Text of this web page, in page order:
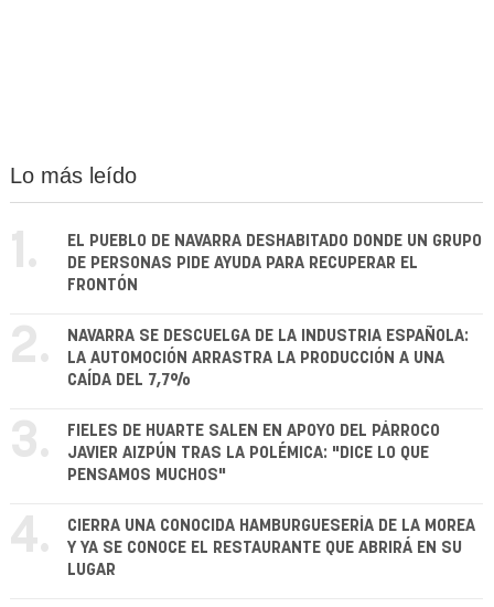
Lo más leído
1.
EL PUEBLO DE NAVARRA DESHABITADO DONDE UN GRUPO
DE PERSONAS PIDE AYUDA PARA RECUPERAR EL
FRONTÓN
2.
NAVARRA SE DESCUELGA DE LA INDUSTRIA ESPAÑOLA:
LA AUTOMOCIÓN ARRASTRA LA PRODUCCIÓN A UNA
CAÍDA DEL 7,7%
3.
FIELES DE HUARTE SALEN EN APOYO DEL PÁRROCO
JAVIER AIZPÚN TRAS LA POLÉMICA: "DICE LO QUE
PENSAMOS MUCHOS"
4.
CIERRA UNA CONOCIDA HAMBURGUESERÍA DE LA MOREA
Y YA SE CONOCE EL RESTAURANTE QUE ABRIRÁ EN SU
LUGAR